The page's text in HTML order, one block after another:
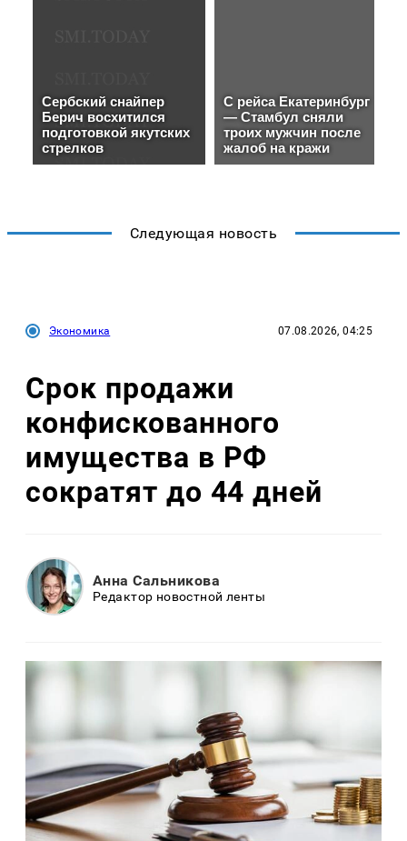
Следующая новость
Экономика 07.08.2026, 04:25
Срок продажи
конфискованного
имущества в РФ
сократят до 44 дней
Анна Сальникова
Редактор новостной ленты